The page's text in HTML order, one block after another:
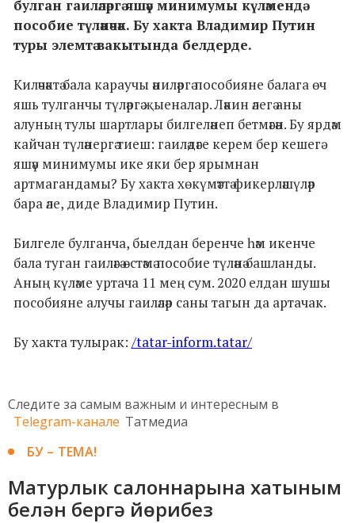
булган гаиләләргә яшәү минимумы күләмендә
пособие түләнәчәк. Бу хакта Владимир Путин
туры элемтә вакытында белдерде.
Киләчәктә бала караучы әниләргә пособияне балага өч
яшь тулганчы түләргә җыеналар. Ләкин әлегә аны
алуның тулы шартлары билгеләнеп бетмәгән. Бу ярдәм
кайчан түләнергә тиеш: гаиләдәге керем бер кешегә
яшәү минимумы ике яки бер ярымнан
артмагандамы? Бу хакта хөкүмәттә фикерләшүләр
бара әле, диде Владимир Путин.
Билгеле булганча, быелдан беренче һәм икенче
бала туган гаиләгә өстәмә пособие түләнә башланды.
Аның күләме уртача 11 мең сум. 2020 елдан шушы
пособияне алучы гаиләләр саны тагын да артачак.
Бу хакта тулырак: /tatar-inform.tatar/
Следите за самым важным и интересным в
Telegram-канале Татмедиа
БУ – ТЕМА!
Матурлык салоннарына хатыным
белән бергә йөрибез